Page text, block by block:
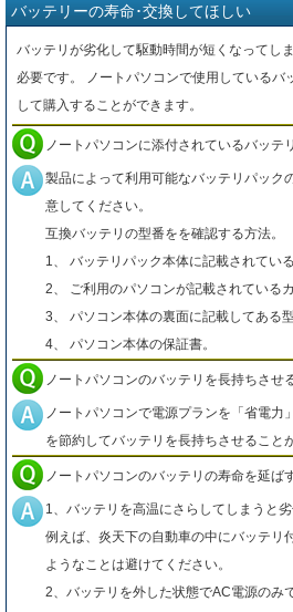
バッテリーの寿命･交換してほしい
バッテリが劣化して駆動時間が短くなってし
必要です。 ノートパソコンで使用しているバ
して購入することができます。
ノートパソコンに添付されているバッテ
製品によって利用可能なバッテリパック
意してください。
互換バッテリの型番をを確認する方法。
1、 バッテリパック本体に記載されている
2、 ご利用のパソコンが記載されている
3、 パソコン本体の裏面に記載してある
4、 パソコン本体の保証書。
ノートパソコンのバッテリを長持ちさせ
ノートパソコンで電源プランを「省電力
を節約してバッテリを長持ちさせること
ノートパソコンのバッテリの寿命を延ば
1、バッテリを高温にさらしてしまうと劣
例えば、炎天下の自動車の中にバッテリ
ようなことは避けてください。
2、バッテリを外した状態でAC電源のみ